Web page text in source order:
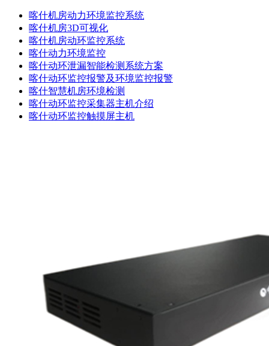
喀什机房动力环境监控系统
喀什机房3D可视化
喀什机房动环监控系统
喀什动力环境监控
喀什动环泄漏智能检测系统方案
喀什动环监控报警及环境监控报警
喀什智慧机房环境检测
喀什动环监控采集器主机介绍
喀什动环监控触摸屏主机